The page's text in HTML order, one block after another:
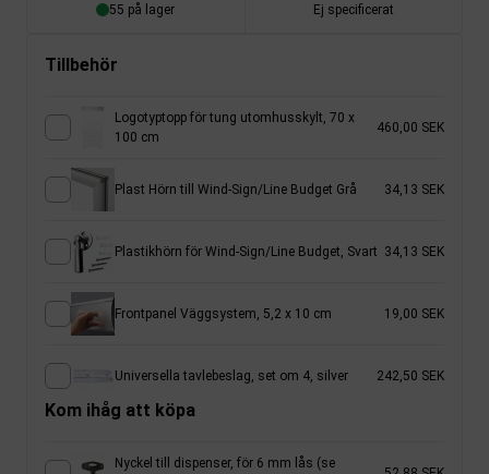
55 på lager Ej specificerat
Tillbehör
Logotyptopp för tung utomhusskylt, 70 x
100 cm
460,00 SEK
Plast Hörn till Wind-Sign/Line Budget Grå 34,13 SEK
Plastikhörn för Wind-Sign/Line Budget, Svart 34,13 SEK
Frontpanel Väggsystem, 5,2 x 10 cm 19,00 SEK
Universella tavlebeslag, set om 4, silver 242,50 SEK
Kom ihåg att köpa
Nyckel till dispenser, för 6 mm lås (se